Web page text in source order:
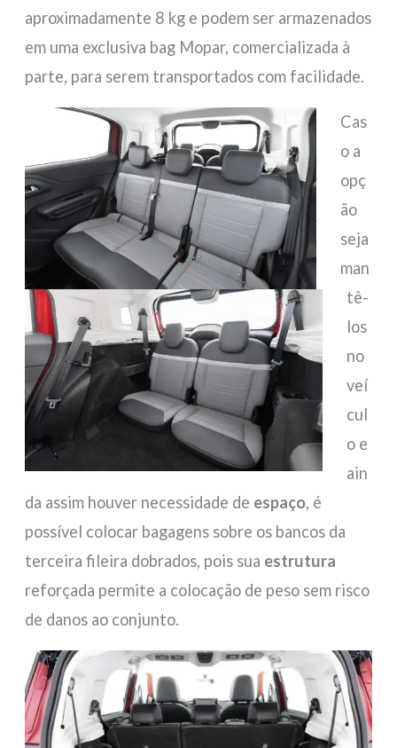
aproximadamente 8 kg e podem ser armazenados
em uma exclusiva bag Mopar, comercializada à
parte, para serem transportados com facilidade.
Cas
o a
opç
ão
seja
man
tê-
los
no
veí
cul
o e
ain
da assim houver necessidade de espaço, é
possível colocar bagagens sobre os bancos da
terceira fileira dobrados, pois sua estrutura
reforçada permite a colocação de peso sem risco
de danos ao conjunto.